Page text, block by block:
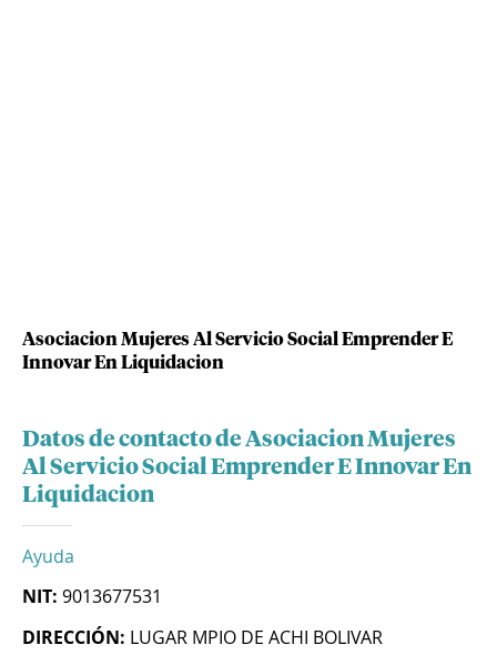
Asociacion Mujeres Al Servicio Social Emprender E
Innovar En Liquidacion
Datos de contacto de Asociacion Mujeres
Al Servicio Social Emprender E Innovar En
Liquidacion
Ayuda
NIT: 9013677531
DIRECCIÓN: LUGAR MPIO DE ACHI BOLIVAR